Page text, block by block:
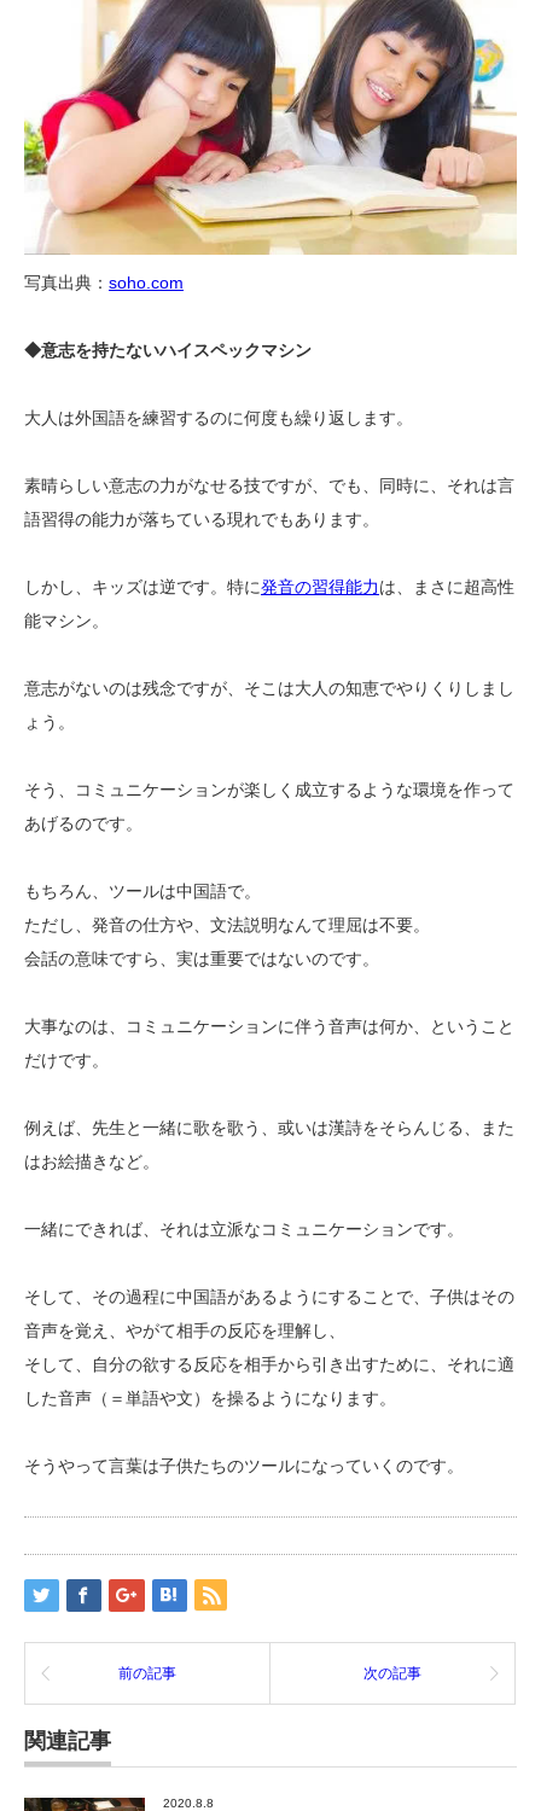
写真出典： soho.com
◆意志を持たないハイスペックマシン
大人は外国語を練習するのに何度も繰り返します。
素晴らしい意志の力がなせる技ですが、でも、同時に、それは言
語習得の能力が落ちている現れでもあります。
しかし、キッズは逆です。特に発音の習得能力は、まさに超高性
能マシン。
意志がないのは残念ですが、そこは大人の知恵でやりくりしまし
ょう。
そう、コミュニケーションが楽しく成立するような環境を作って
あげるのです。
もちろん、ツールは中国語で。
ただし、発音の仕方や、文法説明なんて理屈は不要。
会話の意味ですら、実は重要ではないのです。
大事なのは、コミュニケーションに伴う音声は何か、ということ
だけです。
例えば、先生と一緒に歌を歌う、或いは漢詩をそらんじる、また
はお絵描きなど。
一緒にできれば、それは立派なコミュニケーションです。
そして、その過程に中国語があるようにすることで、子供はその
音声を覚え、やがて相手の反応を理解し、
そして、自分の欲する反応を相手から引き出すために、それに適
した音声（＝単語や文）を操るようになります。
そうやって言葉は子供たちのツールになっていくのです。
前の記事 次の記事
関連記事
2020.8.8